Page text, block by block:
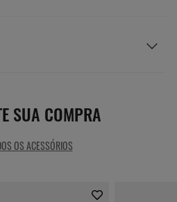
SUA COMPRA
OS ACESSÓRIOS